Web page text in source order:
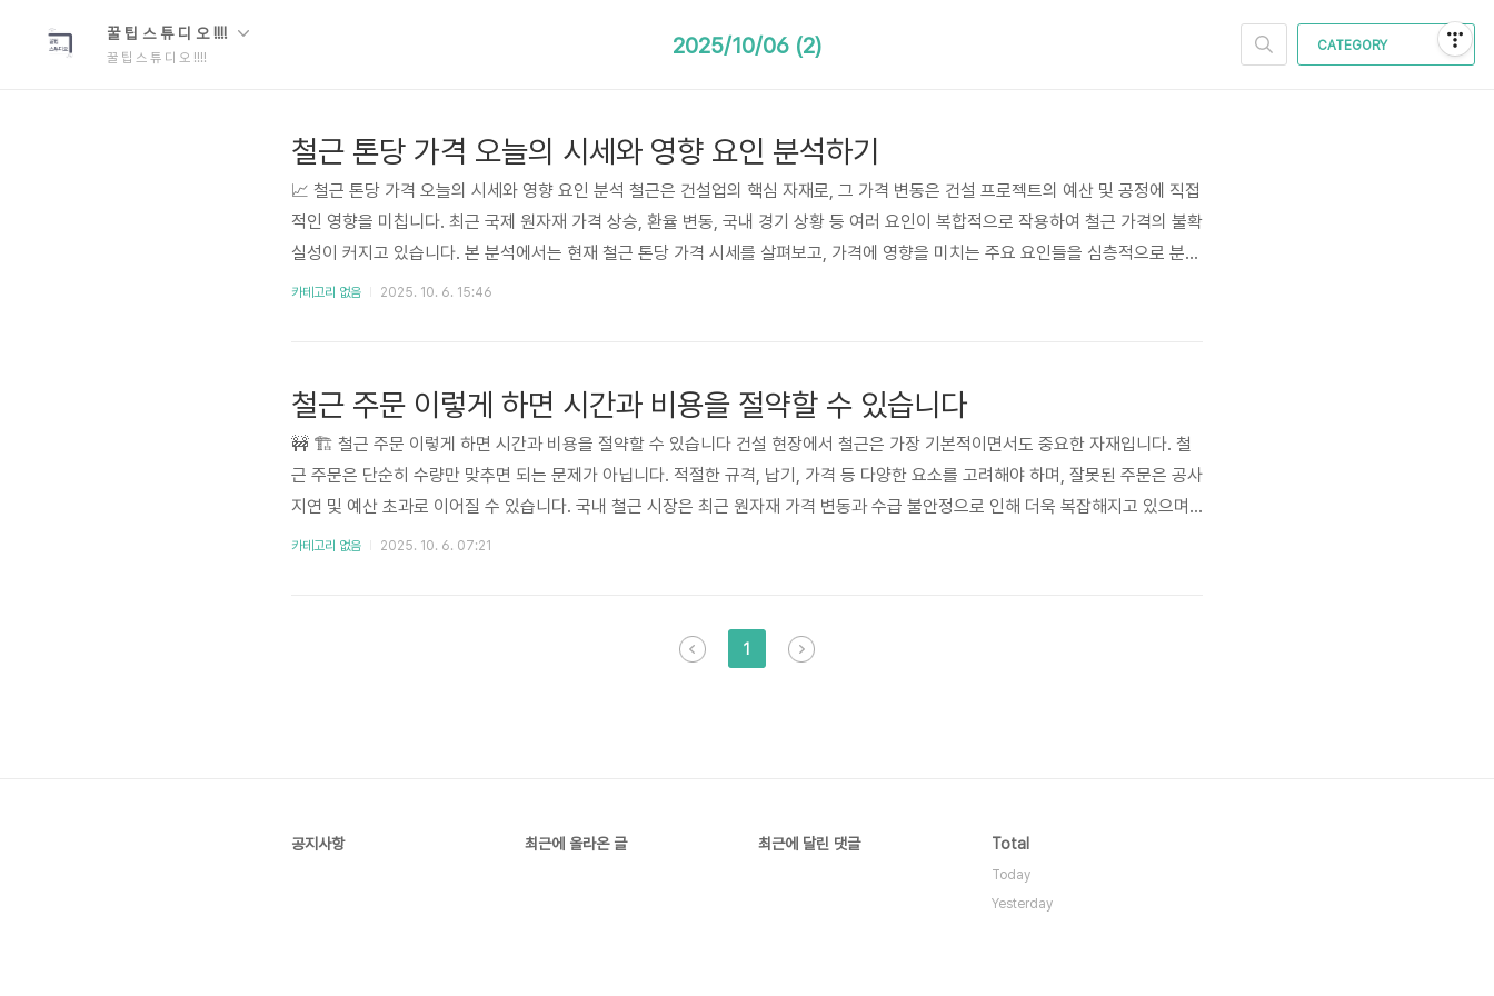
꿀 팁 스 튜 디 오 !!!!
꿀 팁 스 튜 디 오 !!!!
CATEGORY
2025/10/06 (2)
철근 톤당 가격 오늘의 시세와 영향 요인 분석하기
📈 철근 톤당 가격 오늘의 시세와 영향 요인 분석 철근은 건설업의 핵심 자재로, 그 가격 변동은 건설 프로젝트의 예산 및 공정에 직접
적인 영향을 미칩니다. 최근 국제 원자재 가격 상승, 환율 변동, 국내 경기 상황 등 여러 요인이 복합적으로 작용하여 철근 가격의 불확
실성이 커지고 있습니다. 본 분석에서는 현재 철근 톤당 가격 시세를 살펴보고, 가격에 영향을 미치는 주요 요인들을 심층적으로 분석
하여 건설업체 및 관련 종사자들에게 유용한 정보를 제공하고자 합니다. 현재 시장 상황은 수요 증가와 원자재 가격 상승의 압력을 동
카테고리 없음 2025. 10. 6. 15:46
철근 주문 이렇게 하면 시간과 비용을 절약할 수 있습니다
🚧 🏗️ 철근 주문 이렇게 하면 시간과 비용을 절약할 수 있습니다 건설 현장에서 철근은 가장 기본적이면서도 중요한 자재입니다. 철
근 주문은 단순히 수량만 맞추면 되는 문제가 아닙니다. 적절한 규격, 납기, 가격 등 다양한 요소를 고려해야 하며, 잘못된 주문은 공사
지연 및 예산 초과로 이어질 수 있습니다. 국내 철근 시장은 최근 원자재 가격 변동과 수급 불안정으로 인해 더욱 복잡해지고 있으며,
효율적인 주문 전략이 그 어느 때보다 중요해지고 있습니다. 본 가이드에서는 철근 주문 과정에서 시간과 비용을 절약할 수 있는 다양
카테고리 없음 2025. 10. 6. 07:21
1
공지사항 최근에 올라온 글 최근에 달린 댓글 Total
Today
Yesterday